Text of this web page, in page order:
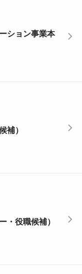
ション事業本
補）
・役職候補）